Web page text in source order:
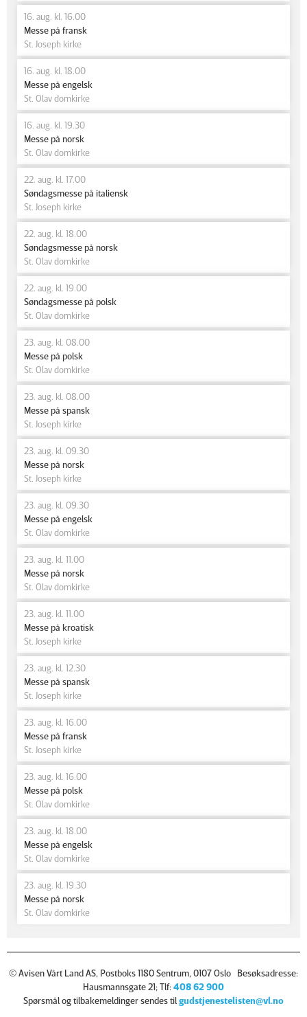
16. aug. kl. 16.00
Messe på fransk
St. Joseph kirke
16. aug. kl. 18.00
Messe på engelsk
St. Olav domkirke
16. aug. kl. 19.30
Messe på norsk
St. Olav domkirke
22. aug. kl. 17.00
Søndagsmesse på italiensk
St. Joseph kirke
22. aug. kl. 18.00
Søndagsmesse på norsk
St. Olav domkirke
22. aug. kl. 19.00
Søndagsmesse på polsk
St. Olav domkirke
23. aug. kl. 08.00
Messe på polsk
St. Olav domkirke
23. aug. kl. 08.00
Messe på spansk
St. Joseph kirke
23. aug. kl. 09.30
Messe på norsk
St. Joseph kirke
23. aug. kl. 09.30
Messe på engelsk
St. Olav domkirke
23. aug. kl. 11.00
Messe på norsk
St. Olav domkirke
23. aug. kl. 11.00
Messe på kroatisk
St. Joseph kirke
23. aug. kl. 12.30
Messe på spansk
St. Joseph kirke
23. aug. kl. 16.00
Messe på fransk
St. Joseph kirke
23. aug. kl. 16.00
Messe på polsk
St. Olav domkirke
23. aug. kl. 18.00
Messe på engelsk
St. Olav domkirke
23. aug. kl. 19.30
Messe på norsk
St. Olav domkirke
© Avisen Vårt Land AS, Postboks 1180 Sentrum, 0107 Oslo Besøksadresse:
Hausmannsgate 21; Tlf: 408 62 900
Spørsmål og tilbakemeldinger sendes tilgudstjenestelisten@vl.no